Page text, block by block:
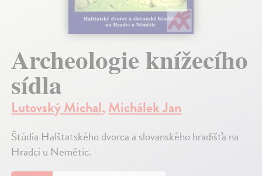
Archeologie knížecího
sídla
Lutovský Michal,Michálek Jan
Štúdia Halštatského dvorca a slovanského hradišťa na
Hradci u Nemětic.